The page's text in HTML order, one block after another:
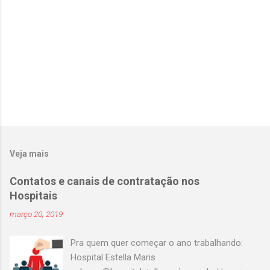
Veja mais
Contatos e canais de contratação nos
Hospitais
março 20, 2019
Pra quem quer começar o ano trabalhando:
Hospital Estella Maris